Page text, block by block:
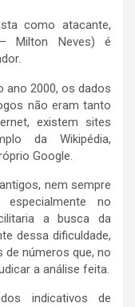
como atacante,
Milton Neves) é
ano 2000, os dados
não eram tanto
existem sites
da Wikipédia,
Google.
nem sempre
no
a busca da
dessa dificuldade,
de números que, no
a análise feita.
indicativos de